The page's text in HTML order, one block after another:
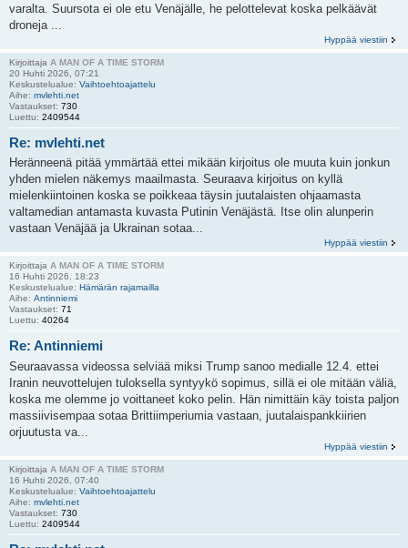
varalta. Suursota ei ole etu Venäjälle, he pelottelevat koska pelkäävät
droneja ...
Hyppää viestiin
Kirjoittaja A MAN OF A TIME STORM
20 Huhti 2026, 07:21
Keskustelualue: Vaihtoehtoajattelu
Aihe: mvlehti.net
Vastaukset: 730
Luettu: 2409544
Re: mvlehti.net
Heränneenä pitää ymmärtää ettei mikään kirjoitus ole muuta kuin jonkun
yhden mielen näkemys maailmasta. Seuraava kirjoitus on kyllä
mielenkiintoinen koska se poikkeaa täysin juutalaisten ohjaamasta
valtamedian antamasta kuvasta Putinin Venäjästä. Itse olin alunperin
vastaan Venäjää ja Ukrainan sotaa...
Hyppää viestiin
Kirjoittaja A MAN OF A TIME STORM
16 Huhti 2026, 18:23
Keskustelualue: Hämärän rajamailla
Aihe: Antinniemi
Vastaukset: 71
Luettu: 40264
Re: Antinniemi
Seuraavassa videossa selviää miksi Trump sanoo medialle 12.4. ettei
Iranin neuvottelujen tuloksella syntyykö sopimus, sillä ei ole mitään väliä,
koska me olemme jo voittaneet koko pelin. Hän nimittäin käy toista paljon
massiivisempaa sotaa Brittiimperiumia vastaan, juutalaispankkiirien
orjuutusta va...
Hyppää viestiin
Kirjoittaja A MAN OF A TIME STORM
16 Huhti 2026, 07:40
Keskustelualue: Vaihtoehtoajattelu
Aihe: mvlehti.net
Vastaukset: 730
Luettu: 2409544